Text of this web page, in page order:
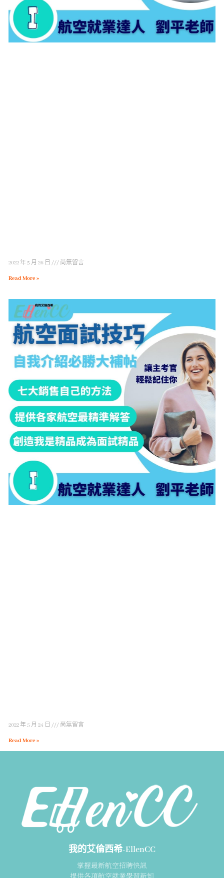
2022 年 5 月 26 日 尚無留言
Read More »
2022 年 5 月 24 日 尚無留言
Read More »
我的艾倫西希-EllenCC
掌握最新航空招聘快訊
提供各項航空就業學習新知